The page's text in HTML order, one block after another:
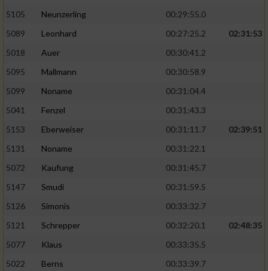
5105
Neunzerling
00:29:55.0
5089
Leonhard 00:27:25.2
02:31:53
5018
Auer
00:30:41.2
5095
Mallmann
00:30:58.9
5099
Noname
00:31:04.4
5041
Fenzel
00:31:43.3
5153
Eberweiser 00:31:11.7
02:39:51
5131
Noname
00:31:22.1
5072
Kaufung
00:31:45.7
5147
Smudi
00:31:59.5
5126
Simonis
00:33:32.7
5121
Schrepper 00:32:20.1
02:48:35
5077
Klaus
00:33:35.5
5022
Berns
00:33:39.7